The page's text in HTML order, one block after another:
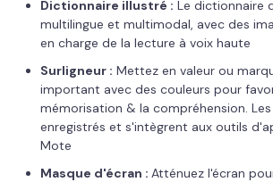
Dictionnaire illustré : Le dictionnaire
multilingue et multimodal, avec des
en charge de la lecture à voix haute
Surligneur : Mettez en valeur ou
important avec des couleurs pour
mémorisation & la compréhension.
enregistrés et s'intègrent aux outils
Mote
Masque d'écran : Atténuez l'écran